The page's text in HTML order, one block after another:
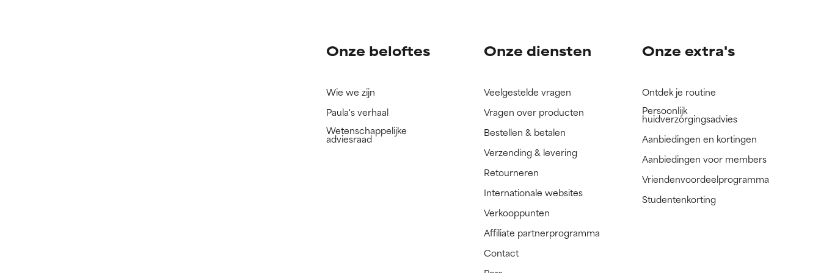
Onze beloftes
Wie we zijn
Paula's verhaal
Wetenschappelijke
adviesraad
Onze diensten
Veelgestelde vragen
Vragen over producten
Bestellen & betalen
Verzending & levering
Retourneren
Internationale websites
Verkooppunten
Affiliate partnerprogramma
Contact
Onze extra's
Ontdek je routine
Persoonlijk
huidverzorgingsadvies
Aanbiedingen en kortingen
Aanbiedingen voor members
Vriendenvoordeelprogramma
Studentenkorting